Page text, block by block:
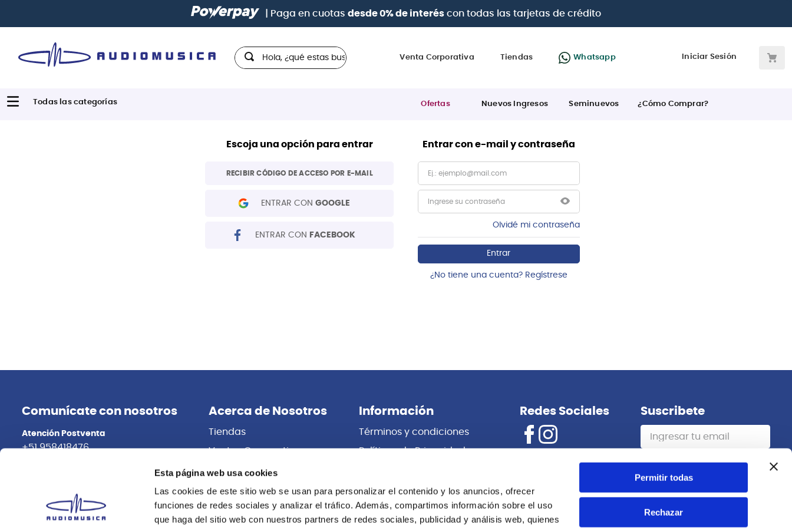
Esta página web usa cookies
Las cookies de este sitio web se usan para personalizar el contenido y los anuncios, ofrecer
funciones de redes sociales y analizar el tráfico. Además, compartimos información sobre el uso
que haga del sitio web con nuestros partners de redes sociales, publicidad y análisis web, quienes
Permitir todas
Rechazar
| Paga en cuotas desde 0% de interéscon todas las tarjetas de crédito
Hola, ¿qué estas buscando?
Venta Corporativa Tiendas Whatsapp Iniciar Sesión
Ofertas Nuevos Ingresos Seminuevos ¿Cómo Comprar?
Escoja una opción para entrar
RECIBIR CÓDIGO DE ACCESO POR E-MAIL
ENTRAR CON GOOGLE
ENTRAR CON FACEBOOK
Entrar con e-mail y contraseña
Olvidé mi contraseña
Entrar
¿No tiene una cuenta? Regístrese
Comunícate con nosotros
Atención Postventa
+51 958418476
Acerca de Nosotros
Tiendas
Ventas Corporativas
Distribuidores
Trabaja con Nosotros
Información
Términos y condiciones
Políticas de Privacidad
Cambios y Devoluciones
Centro de información
Libro de
Redes Sociales Suscribete
Suscribirme